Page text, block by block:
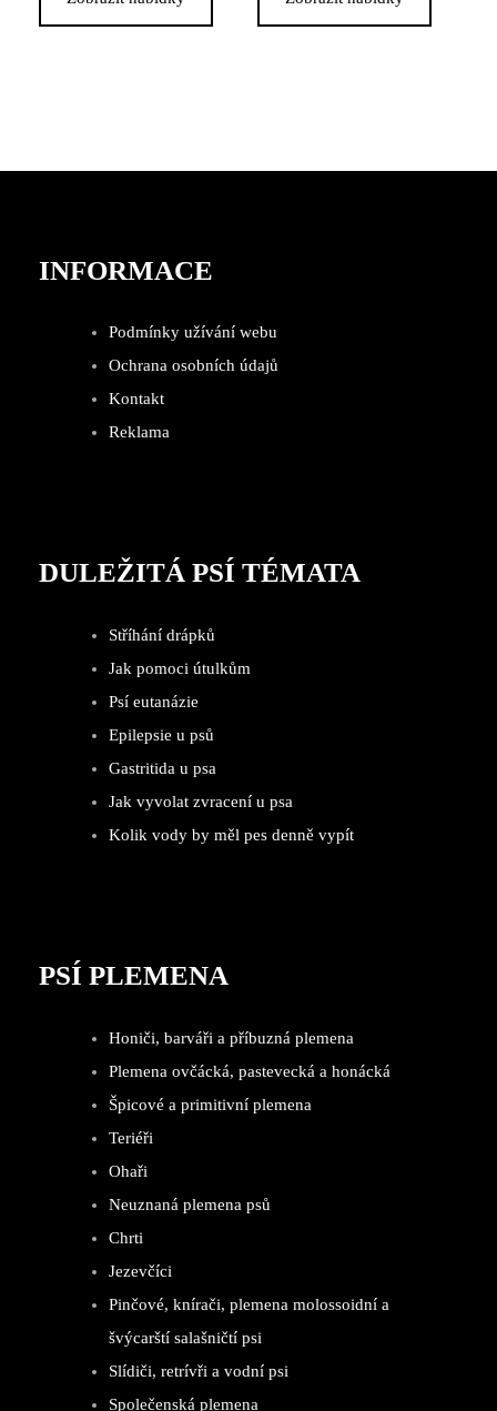
INFORMACE
Podmínky užívání webu
Ochrana osobních údajů
Kontakt
Reklama
DULEŽITÁ PSÍ TÉMATA
Stříhání drápků
Jak pomoci útulkům
Psí eutanázie
Epilepsie u psů
Gastritida u psa
Jak vyvolat zvracení u psa
Kolik vody by měl pes denně vypít
PSÍ PLEMENA
Honiči, barváři a příbuzná plemena
Plemena ovčácká, pastevecká a honácká
Špicové a primitivní plemena
Teriéři
Ohaři
Neuznaná plemena psů
Chrti
Jezevčíci
Pinčové, knírači, plemena molossoidní a
švýcarští salašničtí psi
Slídiči, retrívři a vodní psi
Společenská plemena